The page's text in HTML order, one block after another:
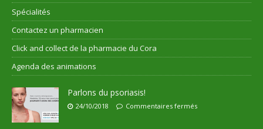
Spécialités
Contactez un pharmacien
Click and collect de la pharmacie du Cora
Agenda des animations
Parlons du psoriasis!
24/10/2018 Commentaires fermés